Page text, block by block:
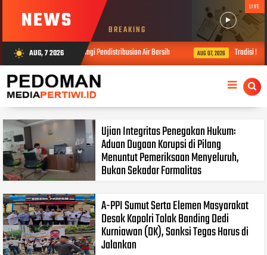
NEWS BREAKING
LIVE
wb_sunny AUG, 7 2026
Wonosegoro Dampingi Pendistribusian Air Bersih AUG 07, 2026 Tradisi
Ujian Integritas Penegakan Hukum:
Aduan Dugaan Korupsi di Pilang
Menuntut Pemeriksaan Menyeluruh,
Bukan Sekadar Formalitas
A-PPI Sumut Serta Elemen Masyarakat
Desak Kapolri Tolak Banding Dedi
Kurniawan (DK), Sanksi Tegas Harus di
Jalankan